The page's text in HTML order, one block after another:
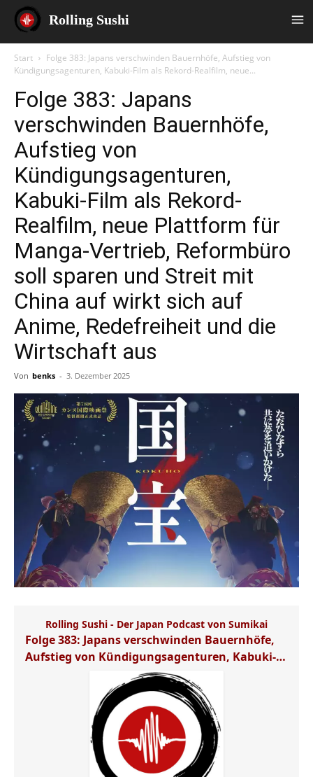
Rolling Sushi
Start
Folge 383: Japans verschwinden Bauernhöfe, Aufstieg von
Kündigungsagenturen, Kabuki-Film als Rekord-Realfilm, neue...
Folge 383: Japans
verschwinden Bauernhöfe,
Aufstieg von
Kündigungsagenturen,
Kabuki-Film als Rekord-
Realfilm, neue Plattform für
Manga-Vertrieb, Reformbüro
soll sparen und Streit mit
China auf wirkt sich auf
Anime, Redefreiheit und die
Wirtschaft aus
Von benks - 3. Dezember 2025